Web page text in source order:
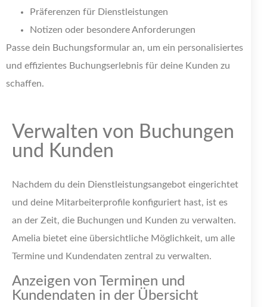
Präferenzen für Dienstleistungen
Notizen oder besondere Anforderungen
Passe dein Buchungsformular an, um ein personalisiertes
und effizientes Buchungserlebnis für deine Kunden zu
schaffen.
Verwalten von Buchungen
und Kunden
Nachdem du dein Dienstleistungsangebot eingerichtet
und deine Mitarbeiterprofile konfiguriert hast, ist es
an der Zeit, die Buchungen und Kunden zu verwalten.
Amelia bietet eine übersichtliche Möglichkeit, um alle
Termine und Kundendaten zentral zu verwalten.
Anzeigen von Terminen und
Kundendaten in der Übersicht